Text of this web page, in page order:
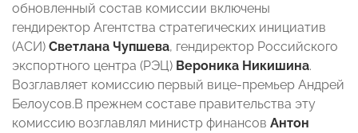
обновленный состав комиссии включены
гендиректор Агентства стратегических инициатив
(АСИ) Светлана Чупшева, гендиректор Российского
экспортного центра (РЭЦ) Вероника Никишина.
Возглавляет комиссию первый вице-премьер Андрей
Белоусов.В прежнем составе правительства эту
комиссию возглавлял министр финансов Антон